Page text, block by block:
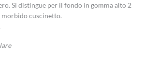
Si distingue per il fondo in gomma alto 2
cuscinetto.